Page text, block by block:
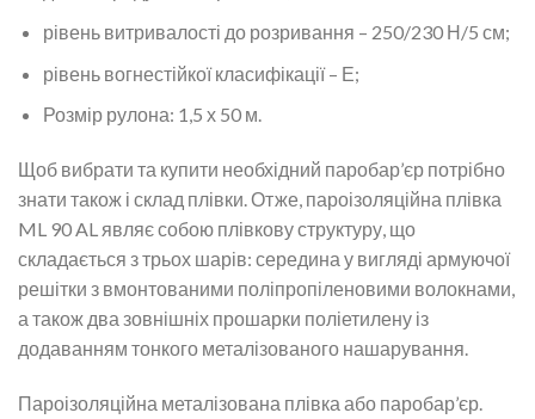
рівень витривалості до розривання – 250/230 Н/5 см;
рівень вогнестійкої класифікації – Е;
Розмір рулона: 1,5 х 50 м.
Щоб вибрати та купити необхідний паробар’єр потрібно
знати також і склад плівки. Отже, пароізоляційна плівка
ML 90 AL являє собою плівкову структуру, що
складається з трьох шарів: середина у вигляді армуючої
решітки з вмонтованими поліпропіленовими волокнами,
а також два зовнішніх прошарки поліетилену із
додаванням тонкого металізованого нашарування.
Пароізоляційна металізована плівка або паробар’єр.